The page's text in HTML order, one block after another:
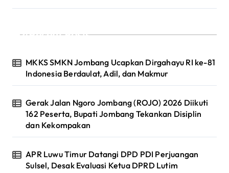
Recent Posts
MKKS SMKN Jombang Ucapkan Dirgahayu RI ke-81
Indonesia Berdaulat, Adil, dan Makmur
Gerak Jalan Ngoro Jombang (ROJO) 2026 Diikuti
162 Peserta, Bupati Jombang Tekankan Disiplin
dan Kekompakan
APR Luwu Timur Datangi DPD PDI Perjuangan
Sulsel, Desak Evaluasi Ketua DPRD Lutim